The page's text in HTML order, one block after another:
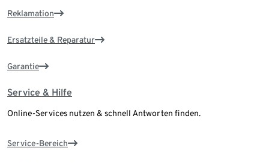
Reklamation
Ersatzteile & Reparatur
Garantie
Service & Hilfe
Online-Services nutzen & schnell Antworten finden.
Service-Bereich